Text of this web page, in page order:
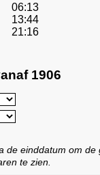
06:13
13:44
21:16
1906
de einddatum om de
te zien.